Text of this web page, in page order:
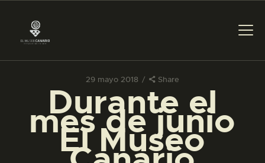
29 mayo 2018 Share
Durante el
mes de junio
El Museo
PREPARAR LA VISITA
ACTIVIDADES